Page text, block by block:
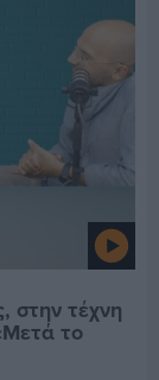
στην τέχνη
το